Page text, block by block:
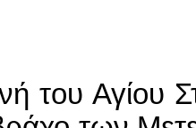
του Αγίου